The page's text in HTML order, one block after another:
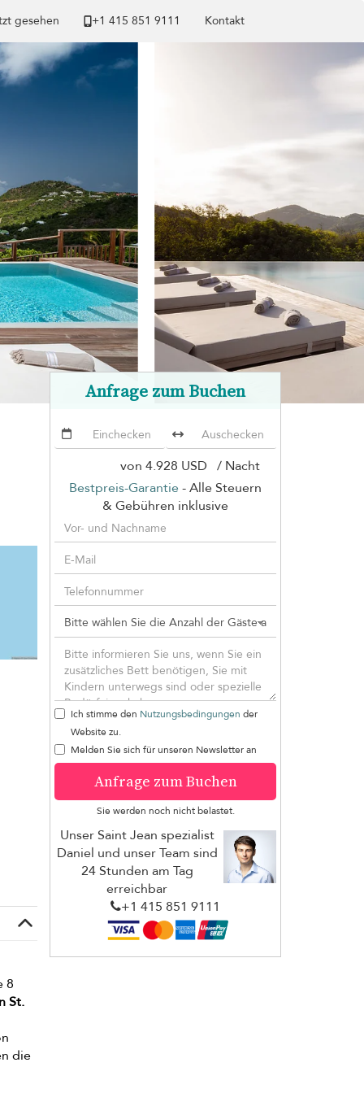
gesehen +1 ​415 851 9111 Kontakt
8
St.
die
Anfrage zum Buchen
von 4.928 USD / Nacht
Bestpreis-Garantie - Alle Steuern
& Gebühren inklusive
Ich stimme den Nutzungsbedingungen der
Website zu.
Melden Sie sich für unseren Newsletter an
Anfrage zum Buchen
Sie werden noch nicht belastet.
Unser Saint Jean spezialist
Daniel und unser Team sind
24 Stunden am Tag
erreichbar
+1 ​415 851 9111